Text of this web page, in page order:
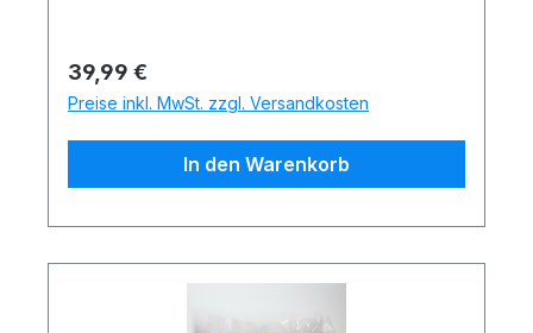
Regulärer Preis:
39,99 €
Preise inkl. MwSt. zzgl. Versandkosten
In den Warenkorb